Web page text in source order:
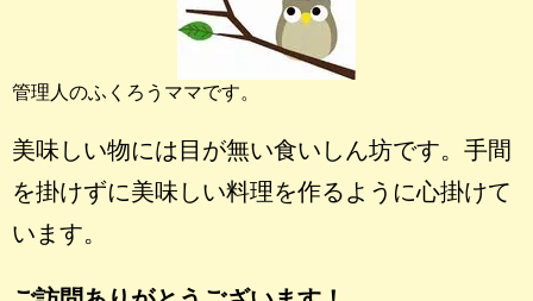
管理人のふくろうママです。
美味しい物には目が無い食いしん坊です。手間
を掛けずに美味しい料理を作るように心掛けて
います。